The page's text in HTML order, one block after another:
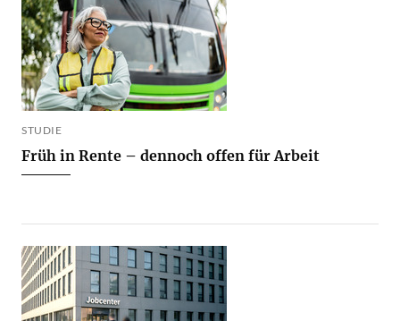
STUDIE
Früh in Rente – dennoch offen für Arbeit